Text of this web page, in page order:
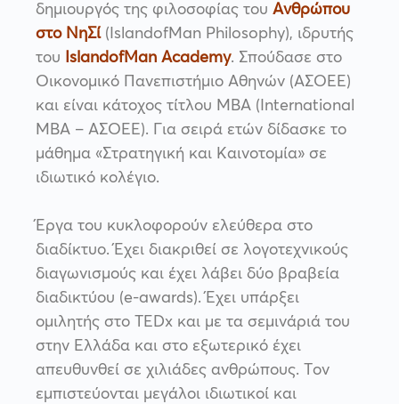
δημιουργός της φιλοσοφίας του Ανθρώπου
στο ΝηΣί (IslandofMan Philosophy), ιδρυτής
του
IslandofMan Academy. Σπούδασε στο
Οικονομικό Πανεπιστήμιο Αθηνών (ΑΣΟΕΕ)
και είναι κάτοχος τίτλου MBA (International
MBA – ΑΣΟΕΕ). Για σειρά ετών δίδασκε το
μάθημα «Στρατηγική και Καινοτομία» σε
ιδιωτικό κολέγιο.
Έργα του κυκλοφορούν ελεύθερα στο
διαδίκτυο. Έχει διακριθεί σε λογοτεχνικούς
διαγωνισμούς και έχει λάβει δύο βραβεία
διαδικτύου (e-awards). Έχει υπάρξει
ομιλητής στο TEDx και με τα σεμινάριά του
στην Ελλάδα και στο εξωτερικό έχει
απευθυνθεί σε χιλιάδες ανθρώπους. Τον
εμπιστεύονται μεγάλοι ιδιωτικοί και